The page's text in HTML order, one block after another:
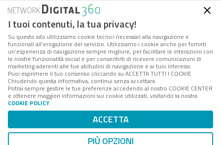
Forumpa.itè una pubblicazione telematica iscritta
presso Registro della stampa del Tribunale di Roma -
Reg. n. 182 del 2 maggio 2008 - Direttore resp. Michela
Stentella
FPA s.r.l. è società soggetta a Direzione e
Coordinamento da parte di Digital360 S.p.A. - FPA s.r.l.
è un'azienda certificata per il sistema di management
Codice Fiscale/Partita IVA n. 10693191008 - R.E.A. Roma
n. 1249791. ISP AWS
Mappa del sito
I tuoi contenuti, la tua privacy!
Su questo sito utilizziamo cookie tecnici necessari alla navigazione e
funzionali all’erogazione del servizio. Utilizziamo i cookie anche per fornirti
un’esperienza di navigazione sempre migliore, per facilitare le interazioni con
le nostre funzionalità social e per consentirti di ricevere comunicazioni di
marketing aderenti alle tue abitudini di navigazione e ai tuoi interessi.
Puoi esprimere il tuo consenso cliccando su ACCETTA TUTTI I COOKIE.
Chiudendo questa informativa, continui senza accettare.
Potrai sempre gestire le tue preferenze accedendo al nostro COOKIE CENTER
e ottenere maggiori informazioni sui cookie utilizzati, visitando la nostra
COOKIE POLICY.
ACCETTA
PIÙ OPZIONI